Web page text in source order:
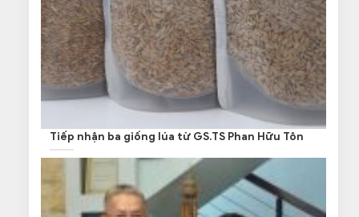
Tiếp nhận ba giống lúa từ GS.TS Phan Hữu Tôn